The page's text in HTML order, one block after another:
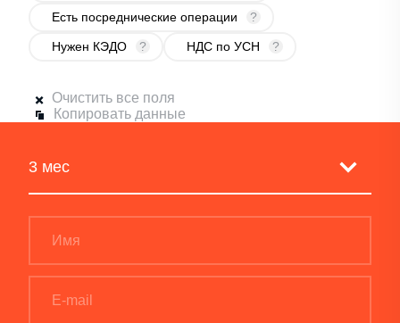
Есть посреднические операции ?
Нужен КЭДО ? НДС по УСН ?
Очистить все поля
Копировать данные